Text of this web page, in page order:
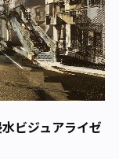
ビジュアライゼ